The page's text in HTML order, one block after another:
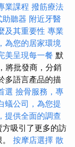
業課程 撥筋療法
聽器 附近牙醫
及其重要性 專業
為您的居家環境
美呈現每一餐 默
將批發商，分銷
多語言產品的描
選 撿骨服務，專
蟻公司，為您提
提供全面的調查
吸引了更多的訪
按摩店選擇 散